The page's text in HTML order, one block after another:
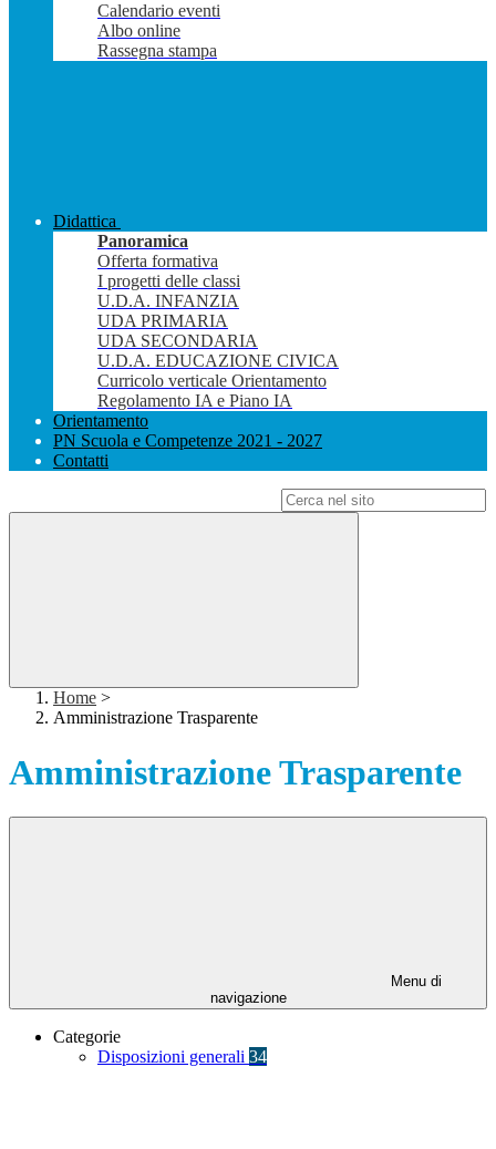
Calendario eventi
Albo online
Rassegna stampa
Didattica
Panoramica
Offerta formativa
I progetti delle classi
U.D.A. INFANZIA
UDA PRIMARIA
UDA SECONDARIA
U.D.A. EDUCAZIONE CIVICA
Curricolo verticale Orientamento
Regolamento IA e Piano IA
Orientamento
PN Scuola e Competenze 2021 - 2027
Contatti
Home >
Amministrazione Trasparente
Amministrazione Trasparente
Menu di
navigazione
Categorie
Disposizioni generali 34